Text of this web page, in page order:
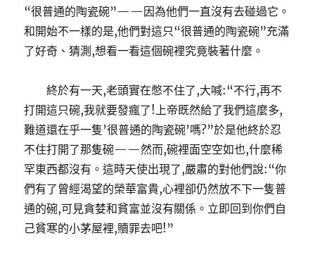
“很普通的陶瓷碗”——因為他們一直沒有去碰過它。
和開始不一樣的是,他們對這只“很普通的陶瓷碗”充滿
了好奇、猜測,想看一看這個碗裡究竟裝著什麼。
終於有一天,老頭實在憋不住了,大喊:“不行,再不
打開這只碗,我就要發瘋了!上帝既然給了我們這麼多,
難道還在乎一隻’很普通的陶瓷碗’嗎?”於是他終於忍
不住打開了那隻碗——然而,碗裡面空空如也,什麼稀
罕東西都沒有。這時天使出現了,嚴肅的對他們說:“你
們有了曾經渴望的榮華富貴,心裡卻仍然放不下一隻普
通的碗,可見貪婪和貧富並沒有關係。立即回到你們自
己貧寒的小茅屋裡,贖罪去吧!”